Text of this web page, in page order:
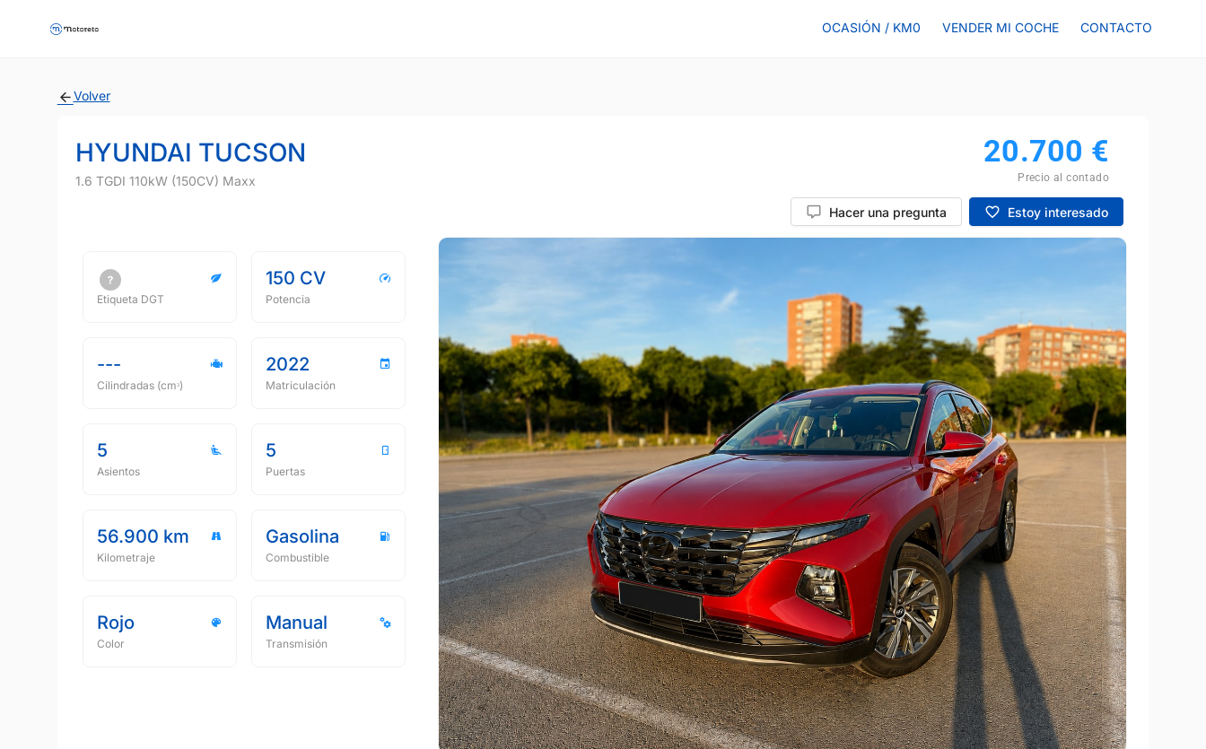
OCASIÓN / KM0 VENDER MI COCHE CONTACTO
Volver
HYUNDAI TUCSON
1.6 TGDI 110kW (150CV) Maxx
20.700 €
Precio al contado
Hacer una pregunta Estoy interesado
Etiqueta DGT
150 CV
Potencia
---
Cilindradas (cmᵌ)
2022
Matriculación
5
Asientos
5
Puertas
56.900 km
Kilometraje
Gasolina
Combustible
Rojo
Color
Manual
Transmisión